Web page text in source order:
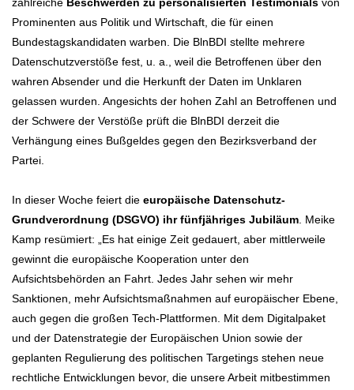
Prominenten aus Politik und Wirtschaft, die für einen
Bundestagskandidaten warben. Die BlnBDI stellte mehrere
Datenschutzverstöße fest, u. a., weil die Betroffenen über den
wahren Absender und die Herkunft der Daten im Unklaren
gelassen wurden. Angesichts der hohen Zahl an Betroffenen und
der Schwere der Verstöße prüft die BlnBDI derzeit die
Verhängung eines Bußgeldes gegen den Bezirksverband der
Partei.
In dieser Woche feiert die europäische Datenschutz-
Grundverordnung (DSGVO) ihr fünfjähriges Jubiläum . Meike
Kamp resümiert: „Es hat einige Zeit gedauert, aber mittlerweile
gewinnt die europäische Kooperation unter den
Aufsichtsbehörden an Fahrt. Jedes Jahr sehen wir mehr
Sanktionen, mehr Aufsichtsmaßnahmen auf europäischer Ebene,
auch gegen die großen Tech-Plattformen. Mit dem Digitalpaket
und der Datenstrategie der Europäischen Union sowie der
geplanten Regulierung des politischen Targetings stehen neue
rechtliche Entwicklungen bevor, die unsere Arbeit mitbestimmen